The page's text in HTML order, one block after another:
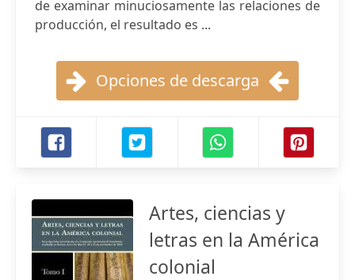
de examinar minuciosamente las relaciones de
producción, el resultado es ...
Opciones de descarga
Artes, ciencias y
letras en la América
colonial